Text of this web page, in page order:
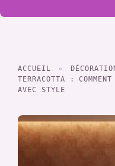
ACCUEIL »
TERRACOTTA :
AVEC STYLE